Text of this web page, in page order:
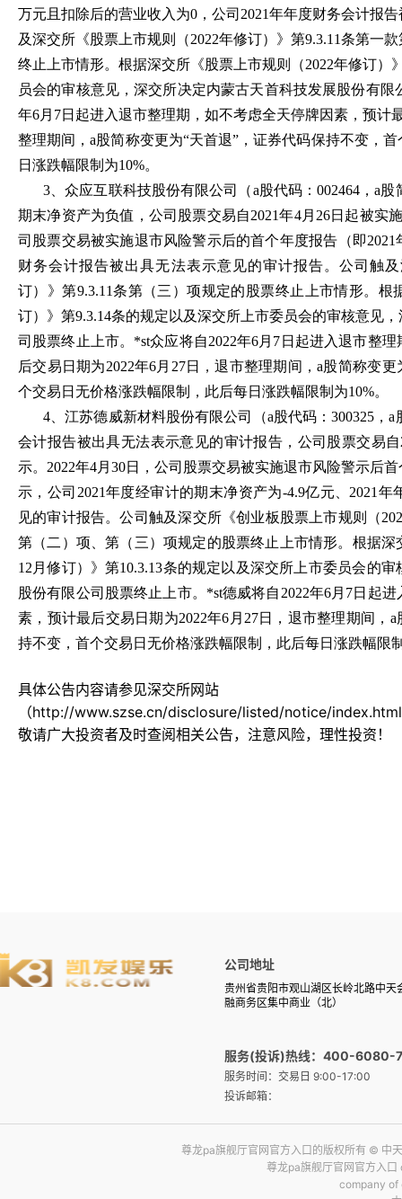
万元且扣除后的营业收入为0，公司2021年年度财务会计报
及深交所《股票上市规则（2022年修订）》第9.3.11条第一
终止上市情形。根据深交所《股票上市规则（2022年修订）
员会的审核意见，深交所决定内蒙古天首科技发展股份有限
年6月7日起进入退市整理期，如不考虑全天停牌因素，预计
整理期间，a股简称变更为“天首退”，证券代码保持不变，
日涨跌幅限制为10%。
3、众应互联科技股份有限公司（a股代码：002464，a
期末净资产为负值，公司股票交易自2021年4月26日起被实
司股票交易被实施退市风险警示后的首个年度报告（即
财务会计报告被出具无法表示意见的审计报告。公司触
订）》第9.3.11条第（三）项规定的股票终止上市情形。根
订）》第9.3.14条的规定以及深交所上市委员会的审核意见
司股票终止上市。*st众应将自2022年6月7日起进入退市整
后交易日期为2022年6月27日，退市整理期间，a股简称变
个交易日无价格涨跌幅限制，此后每日涨跌幅限制为10%。
4、江苏德威新材料股份有限公司（a股代码：300325，
会计报告被出具无法表示意见的审计报告，公司股票交易
示。2022年4月30日，公司股票交易被实施退市风险警示后
示，公司2021年度经审计的期末净资产为-4.9亿元、2021
见的审计报告。公司触及深交所《创业板股票上市规则（
第（二）项、第（三）项规定的股票终止上市情形。根据深
12月修订）》第10.3.13条的规定以及深交所上市委员会的
股份有限公司股票终止上市。*st德威将自2022年6月7日起
素，预计最后交易日期为2022年6月27日，退市整理期间，
持不变，首个交易日无价格涨跌幅限制，此后每日涨跌幅限
具体公告内容请参见深交所网站
（http://www.szse.cn/disclosure/listed/notice/
敬请广大投资者及时查阅相关公告，注意风险，理性投资！
公司地址
贵州省贵阳市观山湖区长岭北路中天
融商务区集中商业（北）
服务(投诉)热线：400-6080-
服务时间：交易日 9:00-17:00
投诉邮箱：
尊龙pa旗舰厅官网官方入口的版权所有 © 中
尊龙pa旗舰厅官网官方入
company of